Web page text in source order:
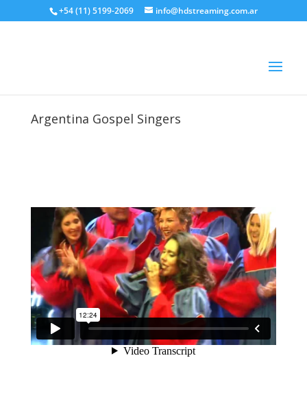
+54 (11) 5199-2069 info@hdstreaming.com.ar
Argentina Gospel Singers